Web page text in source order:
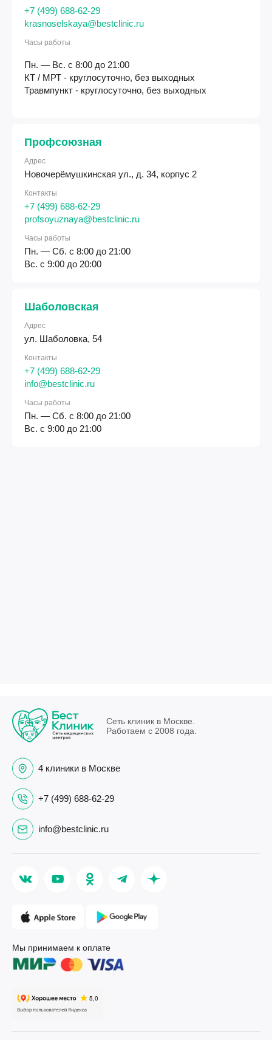
+7 (499) 688-62-29
krasnoselskaya@bestclinic.ru
Часы работы
Пн. — Вс. с 8:00 до 21:00
КТ / МРТ - круглосуточно, без выходных
Травмпункт - круглосуточно, без выходных
Профсоюзная
Адрес
Новочерёмушкинская ул., д. 34, корпус 2
Контакты
+7 (499) 688-62-29
profsoyuznaya@bestclinic.ru
Часы работы
Пн. — Сб. с 8:00 до 21:00
Вс. с 9:00 до 20:00
Шаболовская
Адрес
ул. Шаболовка, 54
Контакты
+7 (499) 688-62-29
info@bestclinic.ru
Часы работы
Пн. — Сб. с 8:00 до 21:00
Вс. с 9:00 до 21:00
Сеть клиник в Москве.
Работаем с 2008 года.
4 клиники в Москве
+7 (499) 688-62-29
info@bestclinic.ru
Мы принимаем к оплате